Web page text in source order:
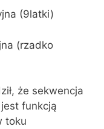
(9latki)
(rzadko
że sekwencja
funkcją
toku